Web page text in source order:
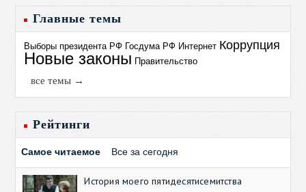
Главные темы
Выборы президента РФ Госдума РФ Интернет Коррупция
Новые законы Правительство
все темы →
Рейтинги
Самое читаемое Все за сегодня
История моего пятидесятисемитства